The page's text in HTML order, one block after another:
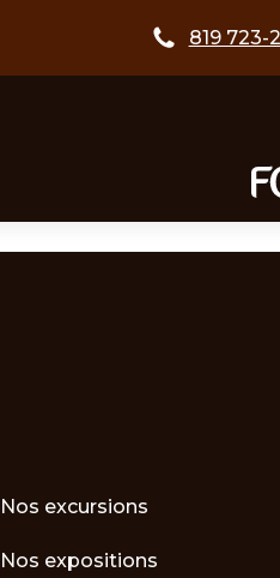
819 723-
Nos excursions
Nos expositions